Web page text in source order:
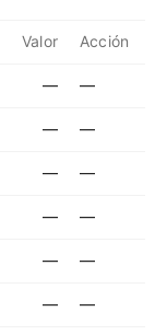
Valor Acción
— —
— —
— —
— —
— —
— —